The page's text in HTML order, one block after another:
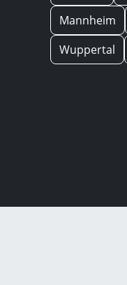
Mannheim
Wuppertal